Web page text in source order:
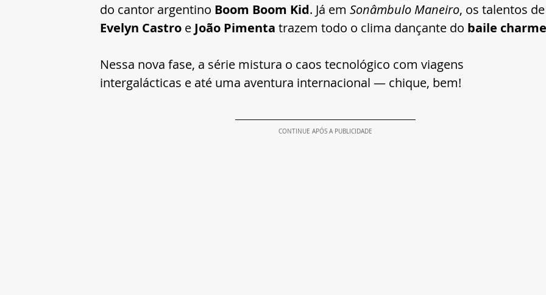
do cantor argentino Boom Boom Kid. Já em Sonâmbulo Maneiro, os talentos
Evelyn Castro e João Pimenta trazem todo o clima dançante do baile charme
Nessa nova fase, a série mistura o caos tecnológico com viagens
intergalácticas e até uma aventura internacional — chique, bem!
CONTINUE APÓS A PUBLICIDADE